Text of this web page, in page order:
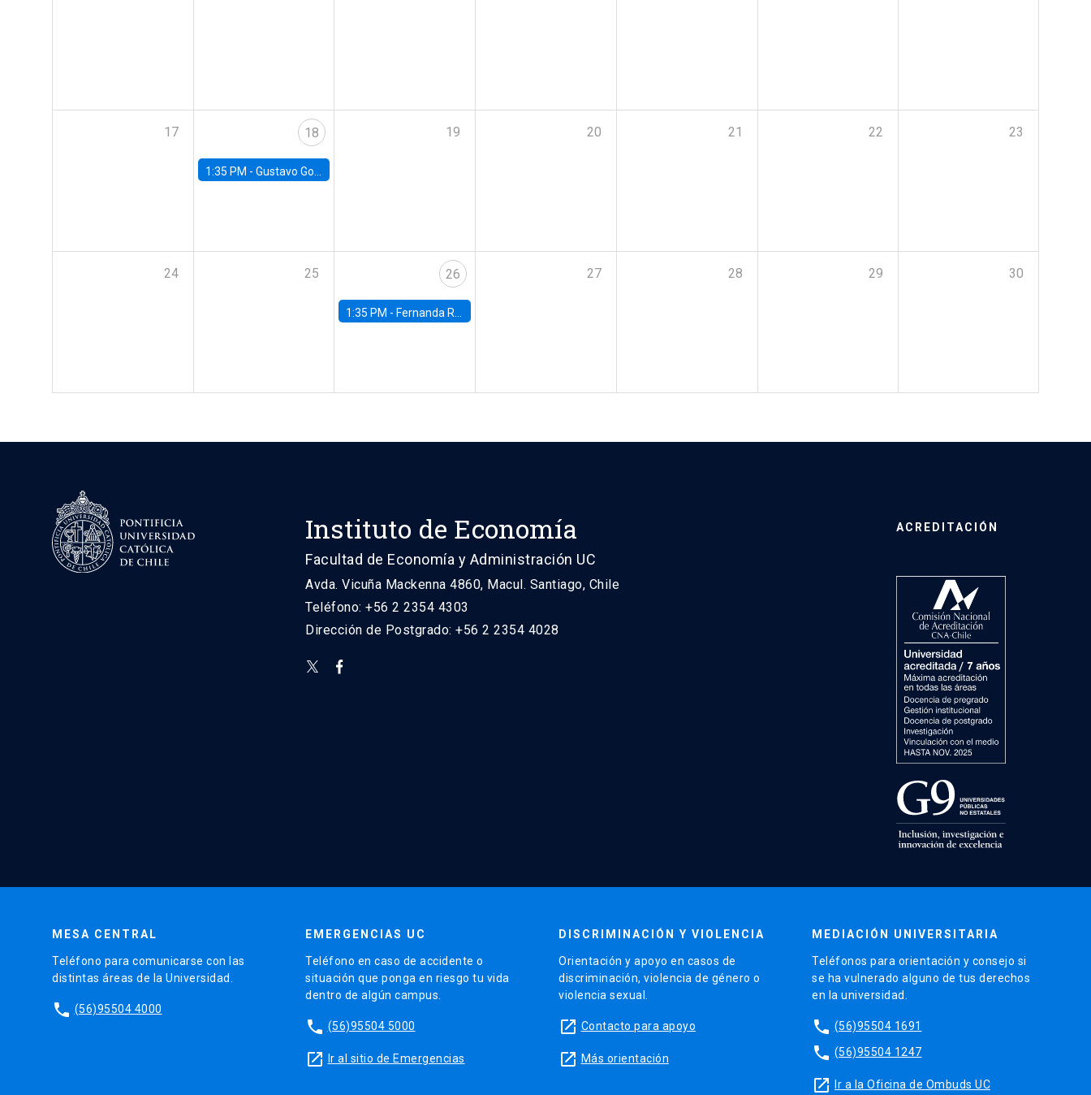
17 18
1:35 PM - Gustavo González, Banco Central de Chile
19 20 21 22 23
24 25 26
1:35 PM - Fernanda Rojas Ampuero, University of Wisconsin-Madison
27 28 29 30
Instituto de Economía
Facultad de Economía y Administración UC
Avda. Vicuña Mackenna 4860, Macul. Santiago, Chile
Teléfono: +56 2 2354 4303
Dirección de Postgrado: +56 2 2354 4028
ACREDITACIÓN
MESA CENTRAL
Teléfono para comunicarse con las
distintas áreas de la Universidad.
phone (56)95504 4000
EMERGENCIAS UC
Teléfono en caso de accidente o
situación que ponga en riesgo tu vida
dentro de algún campus.
phone (56)95504 5000
launch Ir al sitio de Emergencias
DISCRIMINACIÓN Y VIOLENCIA
Orientación y apoyo en casos de
discriminación, violencia de género o
violencia sexual.
launch Contacto para apoyo
launch Más orientación
MEDIACIÓN UNIVERSITARIA
Teléfonos para orientación y consejo si
se ha vulnerado alguno de tus derechos
en la universidad.
phone (56)95504 1691
phone (56)95504 1247
launch Ir a la Oficina de Ombuds UC